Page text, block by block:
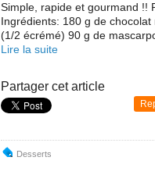
Simple, rapide et gourmand !!
Ingrédients: 180 g de
(1/2 écrémé) 90 g de
Lire la suite
Partager cet article
Desserts